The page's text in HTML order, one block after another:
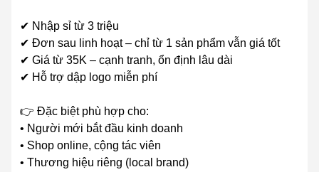
✔ Nhập sỉ từ 3 triệu
✔ Đơn sau linh hoạt – chỉ từ 1 sản phẩm vẫn giá tốt
✔ Giá từ 35K – cạnh tranh, ổn định lâu dài
✔ Hỗ trợ dập logo miễn phí
👉 Đặc biệt phù hợp cho:
• Người mới bắt đầu kinh doanh
• Shop online, cộng tác viên
• Thương hiệu riêng (local brand)